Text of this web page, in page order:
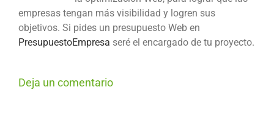
empresas tengan más visibilidad y logren sus
objetivos. Si pides un presupuesto Web en
PresupuestoEmpresa seré el encargado de tu proyecto.
Deja un comentario